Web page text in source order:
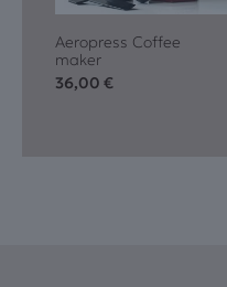
Aeropress Coffee
maker
36,00 €